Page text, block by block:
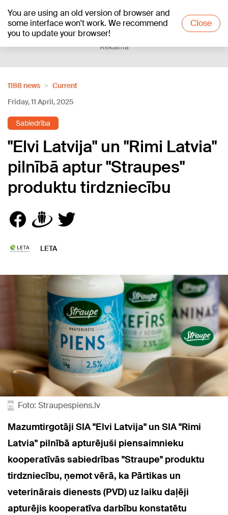
You are using an old version of browser and
some interface won't work. We recommend
you to update your browser!
Close
+16°C
Reklāma
1188 news
Current
Friday, 11 April, 2025
Sabiedrība
"Elvi Latvija" un "Rimi Latvia"
pilnībā aptur "Straupes"
produktu tirdzniecību
LETA
Foto: Straupespiens.lv
Mazumtirgotāji SIA "Elvi Latvija" un SIA "Rimi
Latvia" pilnībā apturējuši piensaimnieku
kooperatīvās sabiedrības "Straupe" produktu
tirdzniecību, ņemot vērā, ka Pārtikas un
veterinārais dienests (PVD) uz laiku daļēji
apturējis kooperatīva darbību konstatētu